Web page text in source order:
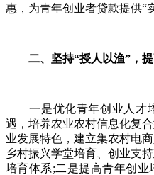
惠，为青年创业者贷款提供“
二、坚持“授人以渔”，提
一是优化青年创业人才
遇，培养农业农村信息化复
业发展特色，建立集农村电
乡村振兴学堂培育、创业支
培育体系;二是提高青年创